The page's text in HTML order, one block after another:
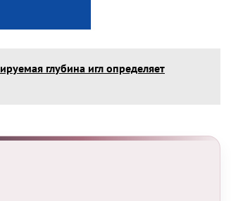
глубина игл определяет